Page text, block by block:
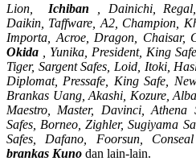
Lion, Ichiban , Dainichi,
Daikin, Taffware, A2, Champion,
Importa, Acroe, Dragon, Chaisar,
Okida , Yunika, President, King
Tiger, Sargent Safes, Loid, Itoki,
Diplomat, Pressafe, King Safe,
Brankas Uang, Akashi, Kozure,
Maestro, Master, Davinci, Athena
Safes, Borneo, Zighler, Sugiyama
Safes, Dafano, Foorsun,
brankas Kuno dan lain-lain.